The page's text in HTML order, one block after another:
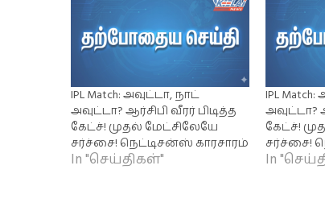
IPL Match: அவுட்டா, நாட்
அவுட்டா? ஆர்சிபி வீரர் பிடித்த
கேட்ச்! முதல் மேட்சிலேயே
சர்ச்சை! நெட்டிசன்ஸ் காரசாரம்
In "செய்திகள்"
IPL
அவுட்டா?
கேட்ச்!
சர்ச்சை!
In